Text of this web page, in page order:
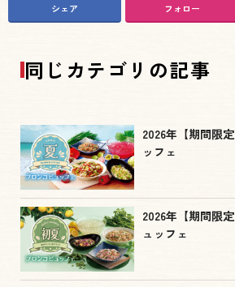
シェア フォロー
同じカテゴリの記事
2026年【期間限
ッフェ
2026年【期間限
ュッフェ